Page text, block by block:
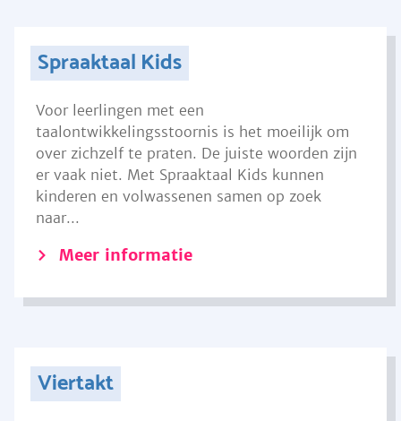
Spraaktaal Kids
Voor leerlingen met een
taalontwikkelingsstoornis is het moeilijk om
over zichzelf te praten. De juiste woorden zijn
er vaak niet. Met Spraaktaal Kids kunnen
kinderen en volwassenen samen op zoek
naar...
Meer informatie
Viertakt